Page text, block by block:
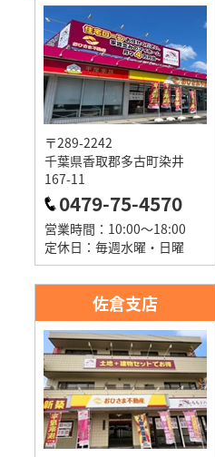
〒289-2242
千葉県香取郡多古町染井
167-11
0479-75-4570
営業時間：10:00～18:00
定休日：毎週水曜・日曜
佐倉支店